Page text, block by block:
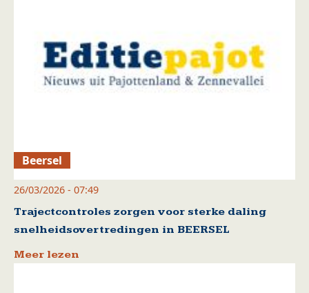
Beersel
26/03/2026 - 07:49
Trajectcontroles zorgen voor sterke daling
snelheidsovertredingen in BEERSEL
Meer lezen